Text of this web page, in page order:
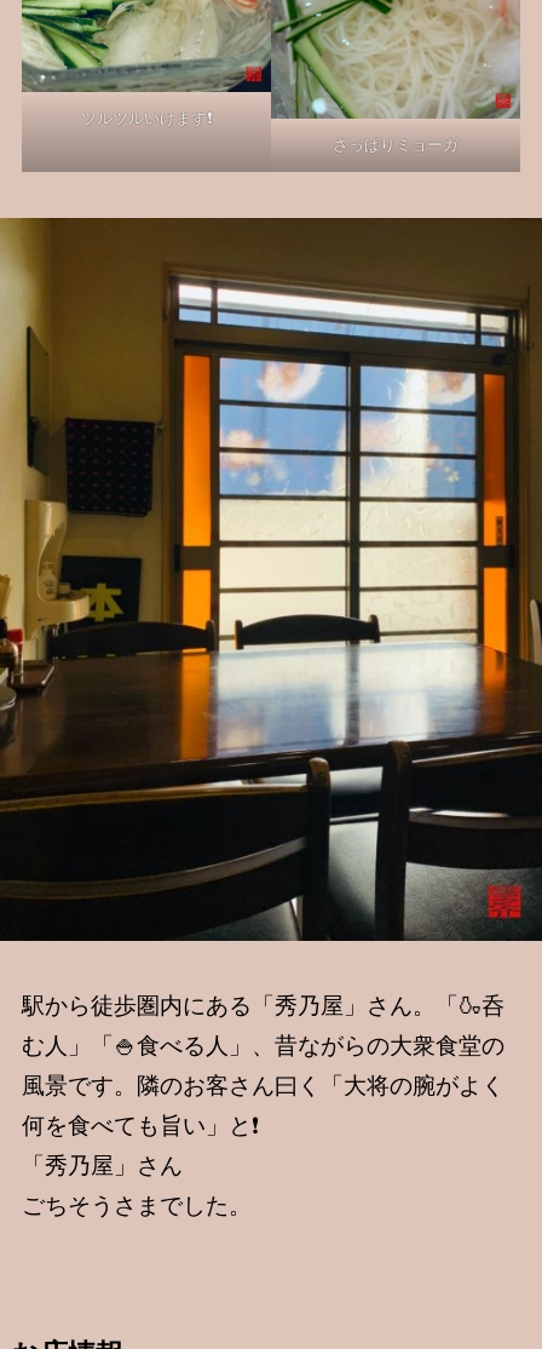
ツルツルいけます❗️
さっぱりミョーガ
駅から徒歩圏内にある「秀乃屋」さん。「🍶呑
む人」「🍚食べる人」、昔ながらの大衆食堂の
風景です。隣のお客さん曰く「大将の腕がよく
何を食べても旨い」と❗️
「秀乃屋」さん
ごちそうさまでした。